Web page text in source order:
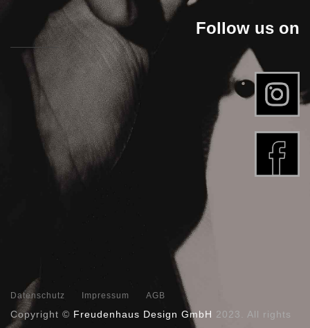
Follow us on
Datenschutz Impressum AGB
Copyright © Freudenhaus Design GmbH 2023. All rights